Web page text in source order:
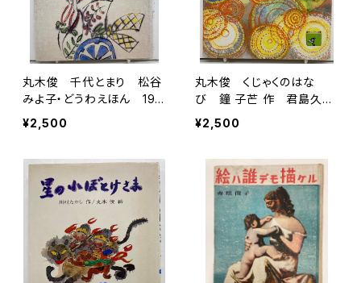
丸木俊 千代とまり 松谷
みよ子・どうわえほん 197
7年 初版 講談社
¥2,500
丸木俊 くじゃくのはな
び 鐘 子芒 作 君島久子
訳 1976年 初版の1985
年７刷 偕成社
¥2,500